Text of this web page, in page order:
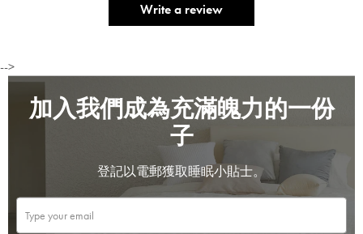
Write a review
-->
加入我們成為充滿魄力的一份
子
登記以電郵獲取睡眠小貼士。